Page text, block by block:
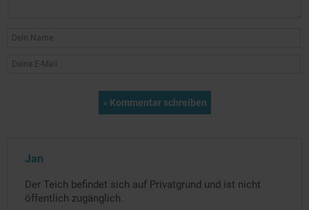
Jan
Der Teich befindet sich auf Privatgrund und ist nicht
öffentlich zugänglich.